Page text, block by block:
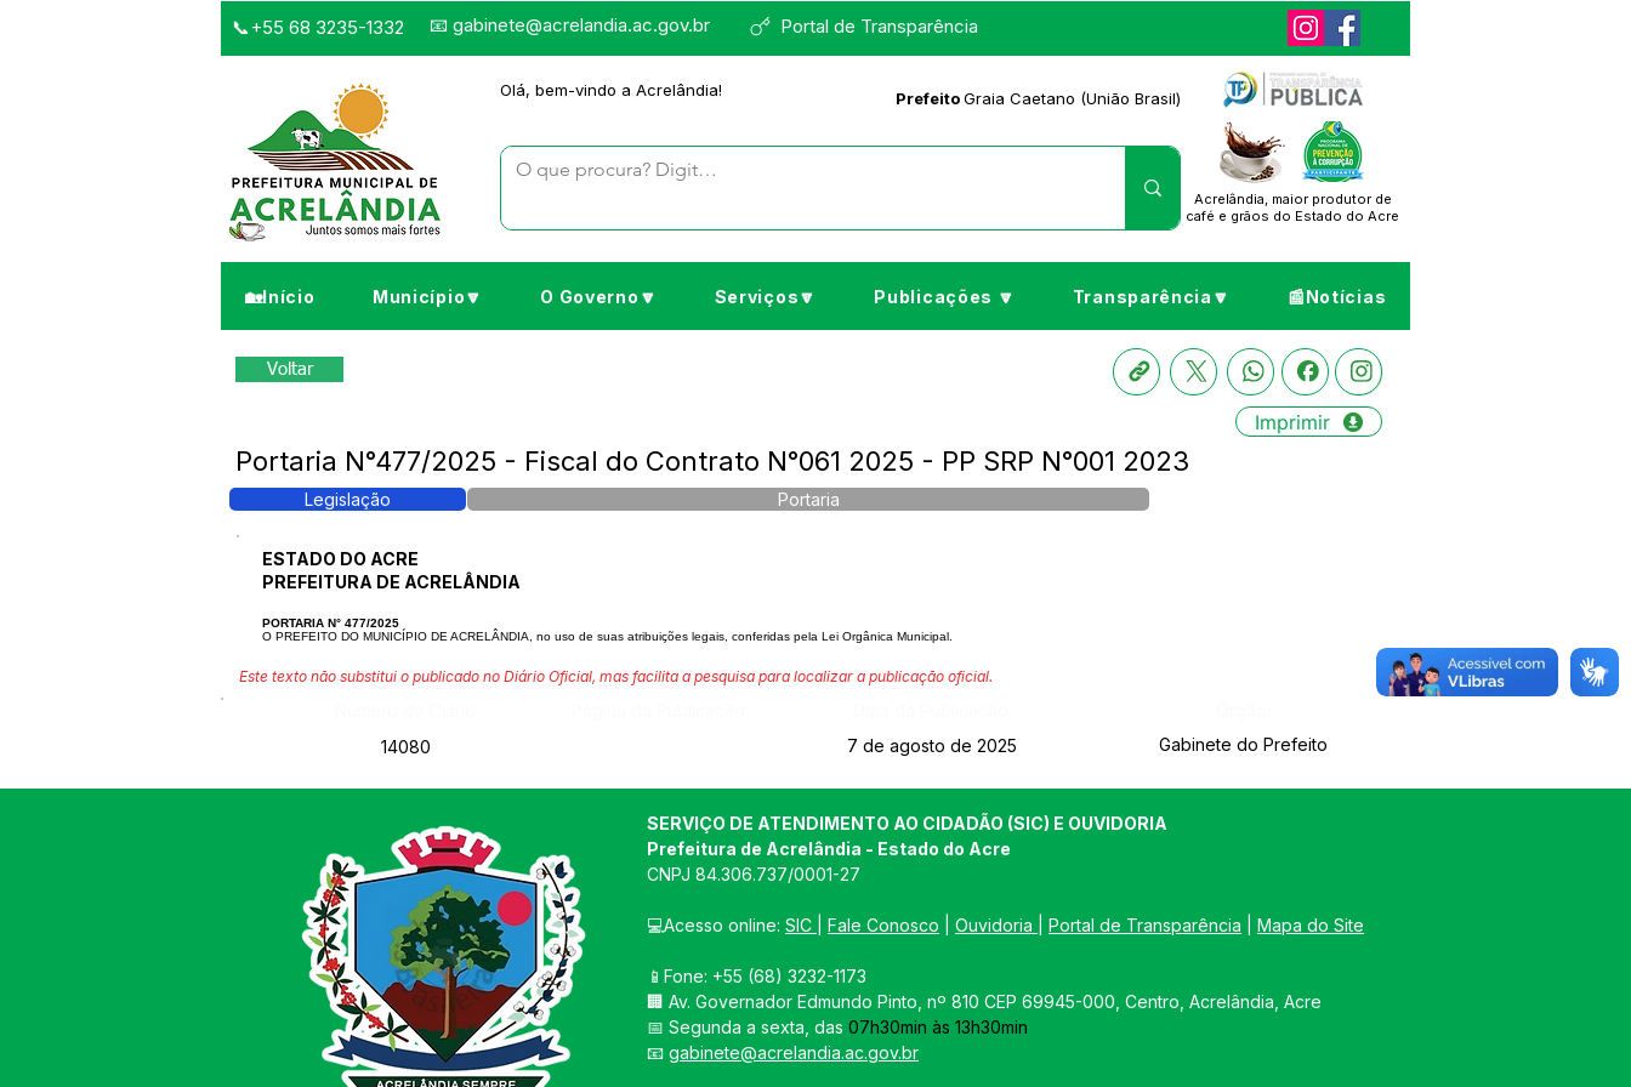
Portal de Transparência
📞+55 68 3235-1332 📧 gabinete@acrelandia.ac.gov.br
Olá, bem-vindo a Acrelândia! PrefeitoGraia Caetano (União Brasil)
Acrelândia, maior produtor de
café e grãos do Estado do Acre
🏡Início Município🔽 O Governo🔽 Serviços🔽 Publicações 🔽 Transparência🔽 📰Notícias
Voltar
Imprimir
Portaria N°477/2025 - Fiscal do Contrato N°061 2025 - PP SRP N°001 2023
Legislação Portaria
ESTADO DO ACRE
PREFEITURA DE ACRELÂNDIA
PORTARIA N° 477/2025
O PREFEITO DO MUNICÍPIO DE ACRELÂNDIA, no uso de suas atribuições legais, conferidas pela Lei Orgânica Municipal.
Este texto não substitui o publicado no Diário Oficial, mas facilita a pesquisa para localizar a publicação oficial.
14080
7 de agosto de 2025 Gabinete do Prefeito
SERVIÇO DE ATENDIMENTO AO CIDADÃO (SIC) E OUVIDORIA
Prefeitura de Acrelândia - Estado do Acre
CNPJ 84.306.737/0001-27
💻Acesso online: SIC Fale Conosco Ouvidoria Portal de Transparência Mapa do Site
📱Fone: +55 (68) 3232-1173
🏢 Av. Governador Edmundo Pinto, nº 810 CEP 69945-000, Centro, Acrelândia, Acre
📅 Segunda a sexta, das 07h30min às 13h30min
📧 gabinete@acrelandia.ac.gov.br